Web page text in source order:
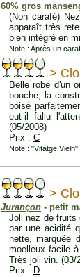
60% gros
(Non carafé)
apparaît très
bien intégré en
Note : Après un
>
Belle robe d'un
bouche, la
boisé
eut-il fallu
(05/2008)
Prix : C
Note : "Vitatge
>
Jurançon - petit
Joli nez de fruits
par une acidité
nette, marquée
moelleux facile
Très joli vin. (03/
Prix : D